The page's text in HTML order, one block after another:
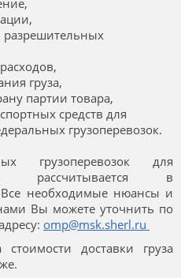
груза,
партии товара,
средств для
грузоперевозок.
грузоперевозок для
рассчитывается в
необходимые нюансы и
Вы можете уточнить по
omp@msk.sherl.ru
доставки груза